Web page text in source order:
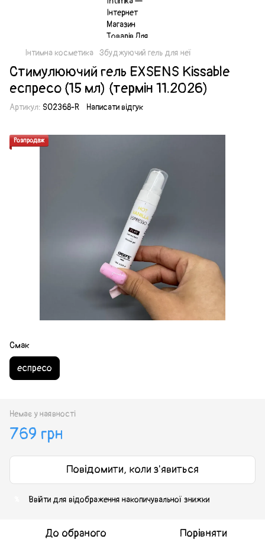
Інтимна косметика Збуджуючий гель для неї
Стимулюючий гель EXSENS Kissable
еспресо (15 мл) (термін 11.2026)
Артикул: SO2368-R Написати відгук
Розпродаж
Смак
еспресо
Немає у наявності
769 грн
Повідомити, коли з'явиться
Ввійти для відображення накопичувальної знижки
До обраного Порівняти